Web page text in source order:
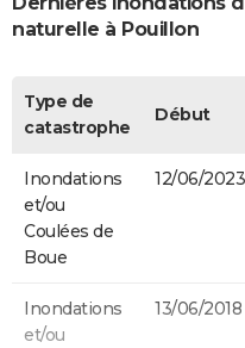
naturelle à Pouillon
Type de
catastrophe
Début
Inondations
et/ou
Coulées de
Boue
12/06/2023
Inondations
et/ou
13/06/2018